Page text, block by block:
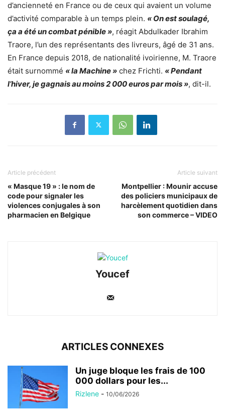
d’ancienneté en France ou de ceux qui avaient un volume
d’activité comparable à un temps plein. « On est soulagé,
ça a été un combat pénible », réagit Abdulkader Ibrahim
Traore, l’un des représentants des livreurs, âgé de 31 ans.
En France depuis 2018, de nationalité ivoirienne, M. Traore
était surnommé « la Machine » chez Frichti. « Pendant
l’hiver, je gagnais au moins 2 000 euros par mois », dit-il.
Article précédent
« Masque 19 » : le nom de
code pour signaler les
violences conjugales à son
pharmacien en Belgique
Article suivant
Montpellier : Mounir accuse
des policiers municipaux de
harcèlement quotidien dans
son commerce – VIDEO
Youcef
ARTICLES CONNEXES
Un juge bloque les frais de 100
000 dollars pour les...
Rizlene - 10/06/2026